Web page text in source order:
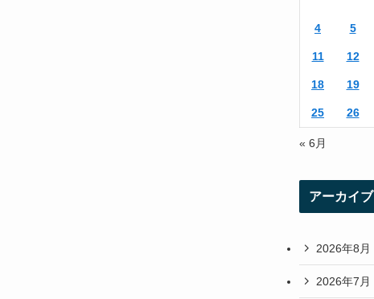
4 5
11 12
18 19
25 26
« 6月
アーカイブ
2026年8月
2026年7月